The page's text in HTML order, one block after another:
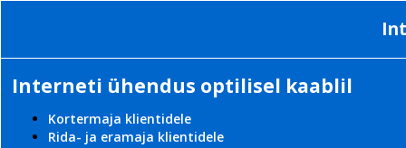
Interneti ühendus optilisel kaablil
Kortermaja klientidele
Rida- ja eramaja klientidele